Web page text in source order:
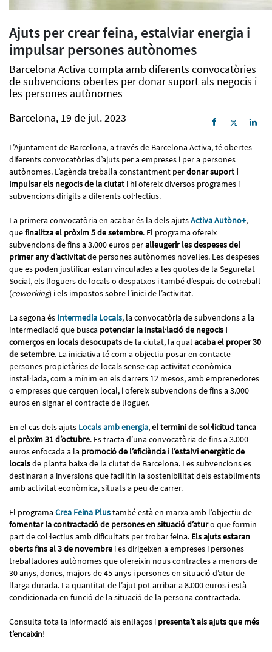
Ajuts per crear feina, estalviar energia i
impulsar persones autònomes
Barcelona Activa compta amb diferents convocatòries
de subvencions obertes per donar suport als negocis i
les persones autònomes
Barcelona, 19 de jul. 2023
L’Ajuntament de Barcelona, a través de Barcelona Activa, té obertes
diferents convocatòries d’ajuts per a empreses i per a persones
autònomes. L’agència treballa constantment perdonar suport i
impulsar els negocis de la ciutat i hi ofereix diversos programes i
subvencions dirigits a diferents col·lectius.
La primera convocatòria en acabar és la dels ajutsActiva Autòno+,
quefinalitza el pròxim 5 de setembre. El programa ofereix
subvencions de fins a 3.000 euros peralleugerir les despeses del
primer any d’activitatde persones autònomes novelles. Les despeses
que es poden justificar estan vinculades a les quotes de la Seguretat
Social, els lloguers de locals o despatxos i també d’espais de cotreball
(coworking) i els impostos sobre l’inici de l’activitat.
La segona és Intermedia Locals, la convocatòria de subvencions a la
intermediació que busca potenciar la instal·lació de negocis i
comerços en locals desocupatsde la ciutat, la qual acaba el proper 30
de setembre. La iniciativa té com a objectiu posar en contacte
persones propietàries de locals sense cap activitat econòmica
instal·lada, com a mínim en els darrers 12 mesos, amb emprenedores
o empreses que cerquen local, i ofereix subvencions de fins a 3.000
euros en signar el contracte de lloguer.
En el cas dels ajuts Locals amb energia,el termini de sol·licitud tanca
el pròxim 31 d’octubre. Es tracta d’una convocatòria de fins a 3.000
euros enfocada a la promoció de l’eficiència i l’estalvi energètic de
localsde planta baixa de la ciutat de Barcelona. Les subvencions es
destinaran a inversions que facilitin la sostenibilitat dels establiments
amb activitat econòmica, situats a peu de carrer.
El programa Crea Feina Plustambé està en marxa amb l’objectiu de
fomentar la contractació de persones en situació d’aturo que formin
part de col·lectius amb dificultats per trobar feina. Els ajuts estaran
oberts fins al 3 de novembre i es dirigeixen a empreses i persones
treballadores autònomes que ofereixin nous contractes a menors de
30 anys, dones, majors de 45 anys i persones en situació d’atur de
llarga durada. La quantitat de l’ajut pot arribar a 8.000 euros i està
condicionada en funció de la situació de la persona contractada.
Consulta tota la informació als enllaços i presenta’t als ajuts que més
t’encaixin!